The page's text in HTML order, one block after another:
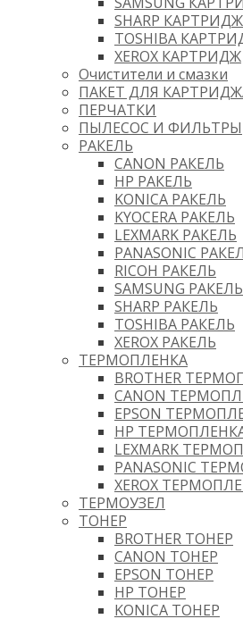
SHARP КАРТРИДЖ
TOSHIBA
XEROX КАРТРИДЖ
Очистители и смазки
ПАКЕТ ДЛЯ
ПЕРЧАТКИ
ПЫЛЕСОС И ФИЛЬТРЫ
РАКЕЛЬ
CANON РАКЕЛЬ
HP РАКЕЛЬ
KONICA РАКЕЛЬ
KYOCERA РАКЕЛЬ
LEXMARK РАКЕЛЬ
PANASONIC
RICOH РАКЕЛЬ
SAMSUNG РАКЕЛЬ
SHARP РАКЕЛЬ
TOSHIBA РАКЕЛЬ
XEROX РАКЕЛЬ
ТЕРМОПЛЕНКА
BROTHER
CANON
EPSON
HP
LEXMARK
PANASONIC
XEROX
ТЕРМОУЗЕЛ
ТОНЕР
BROTHER ТОНЕР
CANON ТОНЕР
EPSON ТОНЕР
HP ТОНЕР
KONICA ТОНЕР